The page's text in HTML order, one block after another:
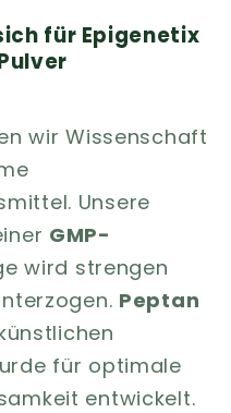
für Epigenetix
wir Wissenschaft
Unsere
GMP-
wird strengen
Peptan
für optimale
entwickelt.